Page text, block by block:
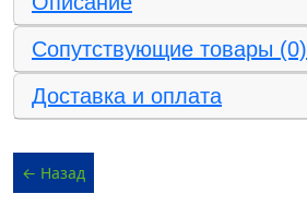
Сопутствующие товары (0)
Доставка и оплата